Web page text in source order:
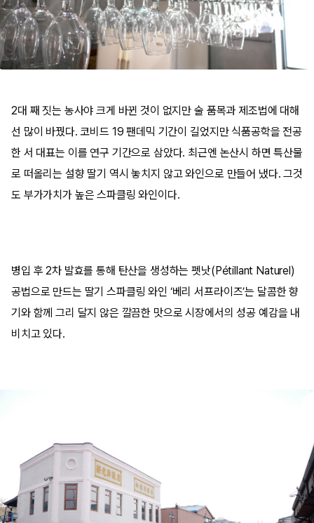
2대 째 짓는 농사야 크게 바뀐 것이 없지만 술 품목과 제조법에 대해
선 많이 바꿨다. 코비드 19 팬데믹 기간이 길었지만 식품공학을 전공
한 서 대표는 이를 연구 기간으로 삼았다. 최근엔 논산시 하면 특산물
로 떠올리는 설향 딸기 역시 놓치지 않고 와인으로 만들어 냈다. 그것
도 부가가치가 높은 스파클링 와인이다.
병입 후 2차 발효를 통해 탄산을 생성하는 펫낫(Pétillant Naturel)
공법으로 만드는 딸기 스파클링 와인 ‘베리 서프라이즈’는 달콤한 향
기와 함께 그리 달지 않은 깔끔한 맛으로 시장에서의 성공 예감을 내
비치고 있다.